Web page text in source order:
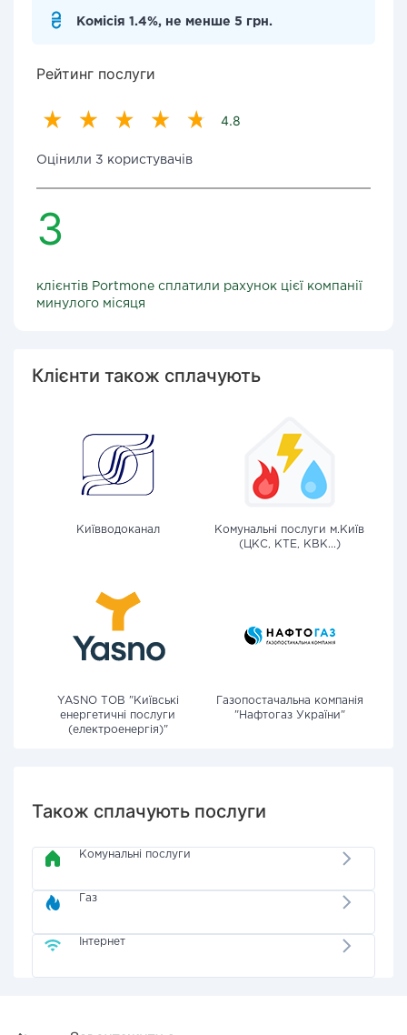
Комісія 1.4%, не менше 5 грн.
Рейтинг послуги
4.8
Оцінили 3 користувачів
3
клієнтів Portmone сплатили рахунок цієї компанії
минулого місяця
Клієнти також сплачують
Київводоканал
Комунальні послуги м.Київ
(ЦКС, КТЕ, КВК...)
YASNO ТОВ "Київські
енергетичні послуги
(електроенергія)"
Газопостачальна компанія
"Нафтогаз України"
Також сплачують послуги
Комунальні послуги
Газ
Інтернет